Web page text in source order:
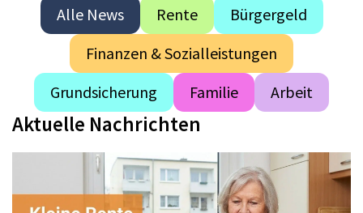
Alle News Rente
Bürgergeld
Finanzen & Sozialleistungen
Grundsicherung
Familie Arbeit
Aktuelle Nachrichten